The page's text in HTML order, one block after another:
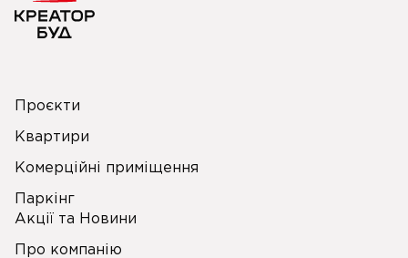
Проєкти
Квартири
Комерційні приміщення
Паркінг
Акції та Новини
Про компанію